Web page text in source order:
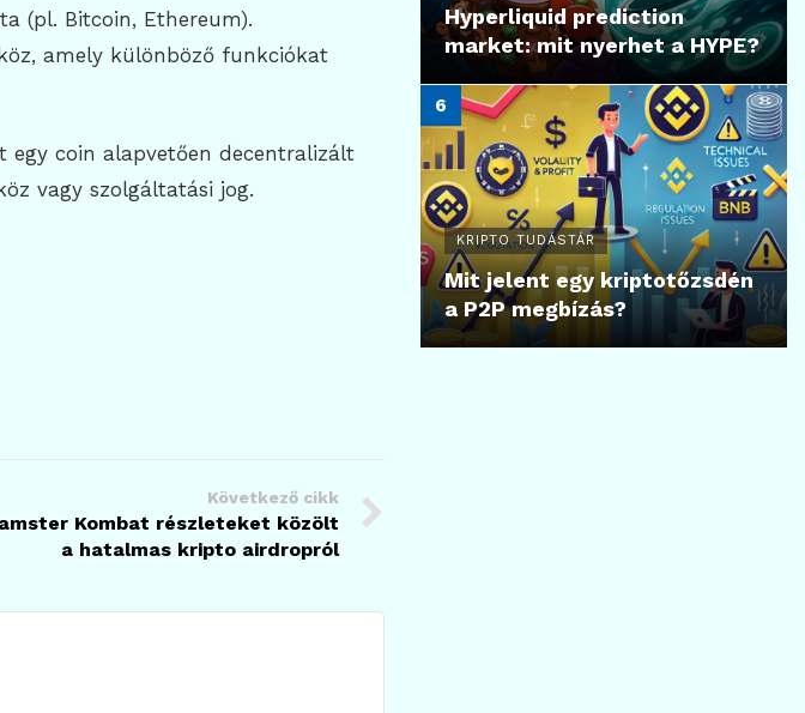
(pl. Bitcoin, Ethereum).
amely különböző funkciókat
egy coin alapvetően decentralizált
vagy szolgáltatási jog.
Következő cikk
Kombat részleteket közölt
a hatalmas kripto airdropról
Hyperliquid prediction
market: mit nyerhet a HYPE?
KRIPTO TUDÁSTÁR
Mit jelent egy kriptotőzsdén
a P2P megbízás?